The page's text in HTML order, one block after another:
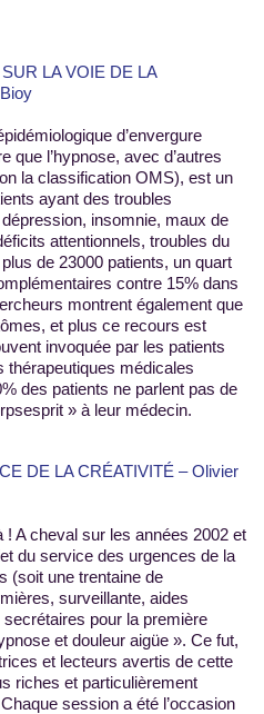
d’envergure
que l’hypnose, avec d’autres
la classification OMS), est un
ayant des troubles
insomnie, maux de
attentionnels, troubles du
de 23000 patients, un quart
contre 15% dans
montrent également que
et plus ce recours est
invoquée par les patients
thérapeutiques médicales
des patients ne parlent pas de
» à leur médecin.
A cheval sur les années 2002 et
du service des urgences de la
(soit une trentaine de
surveillante, aides
pour la première
et douleur aigüe ». Ce fut,
et lecteurs avertis de cette
riches et particulièrement
session a été l’occasion